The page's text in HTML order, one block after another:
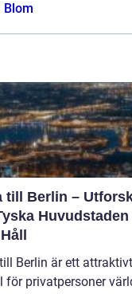
Blom
till Berlin –
Huvudstaden
Berlin är ett attraktivt
för privatpersoner